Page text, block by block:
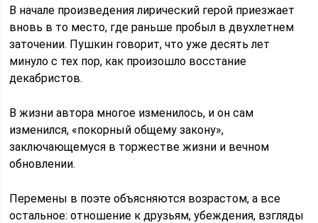
В начале произведения лирический герой приезжает
вновь в то место, где раньше пробыл в двухлетнем
заточении. Пушкин говорит, что уже десять лет
минуло с тех пор, как произошло восстание
декабристов.
В жизни автора многое изменилось, и он сам
изменился, «покорный общему закону»,
заключающемуся в торжестве жизни и вечном
обновлении.
Перемены в поэте объясняются возрастом, а все
остальное: отношение к друзьям, убеждения, взгляды